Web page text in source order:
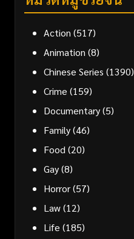
Action (517)
Animation (8)
Chinese Series (1390)
Crime (159)
Documentary(5)
Family(46)
Food (20)
Gay(8)
Horror(57)
Law(12)
Life (185)